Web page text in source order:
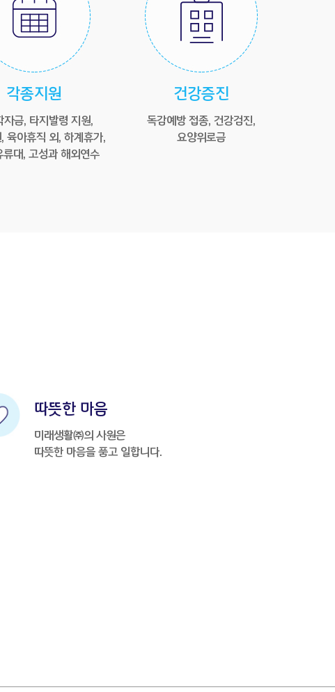
각종지원
자금, 타지발령 지원,
육아휴직 외, 하계휴가,
류대, 고성과 해외연수
건강증진
독감예방 접종, 건강검진,
요양위로금
따뜻한 마음
미래생활㈜의 사원은
따뜻한 마음을 품고 일합니다.